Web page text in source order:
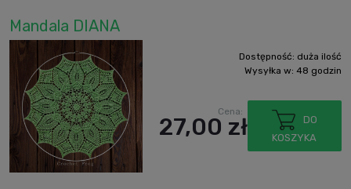
Mandala DIANA
Dostępność: duża ilość
Wysyłka w: 48 godzin
Cena:
27,00 zł
DO
KOSZYKA